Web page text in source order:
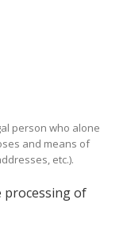
person who alone
and means of
etc.).
processing of